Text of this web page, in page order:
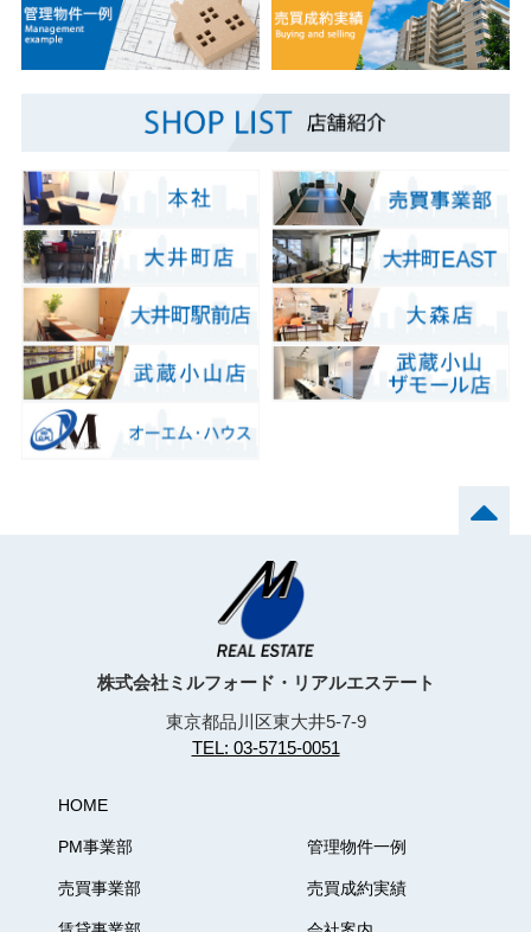
株式会社ミルフォード・リアルエステート
東京都品川区東大井5-7-9
TEL: 03-5715-0051
HOME
PM事業部
売買事業部
管理物件一例
売買成約実績